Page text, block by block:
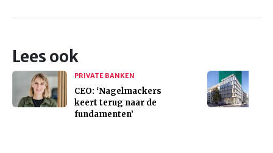
Lees ook
PRIVATE BANKEN
CEO: ‘Nagelmackers
keert terug naar de
fundamenten’